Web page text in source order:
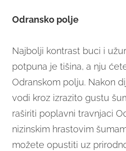
Odransko polje
Najbolji kontrast buci i
potpuna je tišina, a nju
Odranskom polju. Nakon
vodi kroz izrazito gustu
raširiti poplavni travnjaci
nizinskim hrastovim
možete opustiti uz